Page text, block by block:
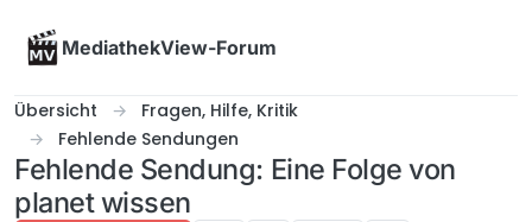
MediathekView-Forum
Übersicht
Fragen, Hilfe, Kritik
Fehlende Sendungen
Fehlende Sendung: Eine Folge von
planet wissen